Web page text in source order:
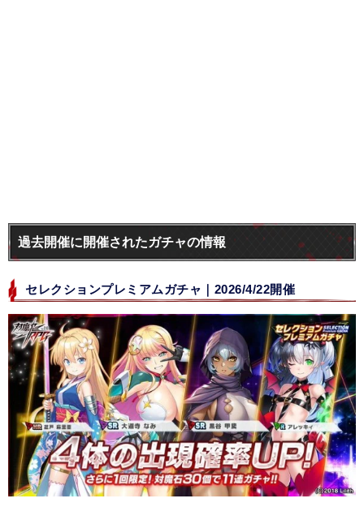
過去開催に開催されたガチャの情報
セレクションプレミアムガチャ｜2026/4/22開催